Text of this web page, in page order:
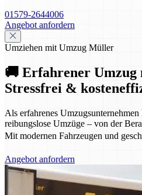
01579-2644006
Angebot anfordern
Umziehen mit Umzug Müller
🚚 Erfahrener Umzug
Stressfrei &
Als erfahrenes
reibungslose Umzüge – von der
Mit modernen Fahrzeugen und
Angebot anfordern